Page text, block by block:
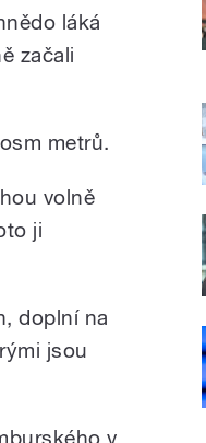
láká
začali
metrů.
volně
ji
doplní na
jsou